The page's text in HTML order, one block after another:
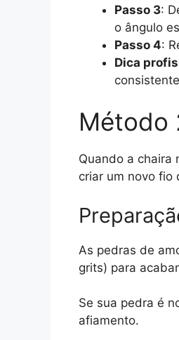
Passo 3:
o ângulo
Passo 4:
Dica
Método
Quando a chaira
criar um novo fio
As pedras de
grits) para
Se sua pedra é
afiamento.